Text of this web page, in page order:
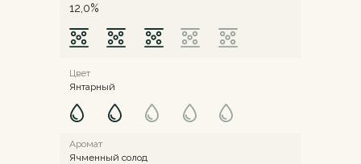
Цвет
Аромат
Янтарный
Ячменный солод
12,0%